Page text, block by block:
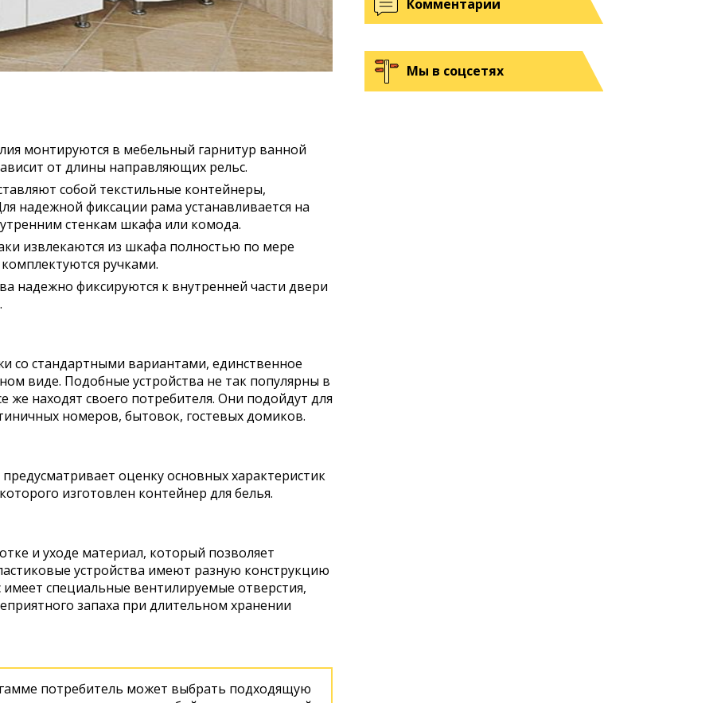
монтируются в мебельный гарнитур ванной
от длины направляющих рельс.
собой текстильные контейнеры,
надежной фиксации рама устанавливается на
стенкам шкафа или комода.
извлекаются из шкафа полностью по мере
ручками.
надежно фиксируются к внутренней части двери
со стандартными вариантами, единственное
виде. Подобные устройства не так популярны в
же находят своего потребителя. Они подойдут для
номеров, бытовок, гостевых домиков.
оценку основных характеристик
изготовлен контейнер для белья.
и уходе материал, который позволяет
устройства имеют разную конструкцию
специальные вентилируемые отверстия,
запаха при длительном хранении
потребитель может выбрать подходящую
Комментарии
Мы в соцсетях